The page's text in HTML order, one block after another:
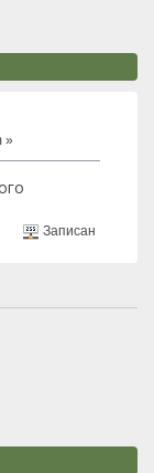
»
Записан